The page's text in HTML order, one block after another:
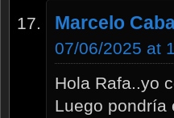
Marcelo
07/06/2025 at
Hola Rafa..yo
Luego pondría